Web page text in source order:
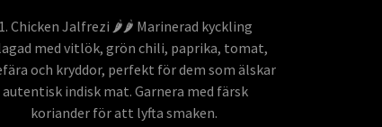
1. Chicken Jalfrezi 🌶️🌶️ Marinerad kyckling
med vitlök, grön chili, paprika, tomat,
och kryddor, perfekt för dem som älskar
autentisk indisk mat. Garnera med färsk
koriander för att lyfta smaken.